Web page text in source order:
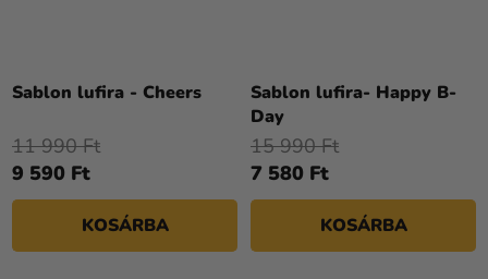
Sablon lufira - Cheers
9 590 Ft
11 990 Ft
KOSÁRBA
Sablon lufira- Happy B-
Day
7 580 Ft
15 990 Ft
KOSÁRBA